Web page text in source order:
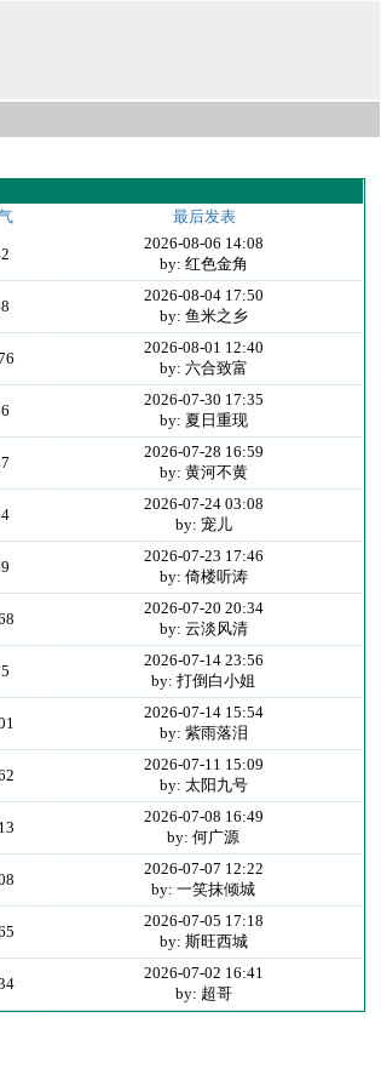
最后发表
2026-08-06 14:08
by: 红色金角
2026-08-04 17:50
by: 鱼米之乡
2026-08-01 12:40
by: 六合致富
2026-07-30 17:35
by: 夏日重现
2026-07-28 16:59
by: 黄河不黄
2026-07-24 03:08
by: 宠儿
2026-07-23 17:46
by: 倚楼听涛
2026-07-20 20:34
by: 云淡风清
2026-07-14 23:56
by: 打倒白小姐
2026-07-14 15:54
by: 紫雨落泪
2026-07-11 15:09
by: 太阳九号
2026-07-08 16:49
by: 何广源
2026-07-07 12:22
by: 一笑抹倾城
2026-07-05 17:18
by: 斯旺西城
2026-07-02 16:41
by: 超哥